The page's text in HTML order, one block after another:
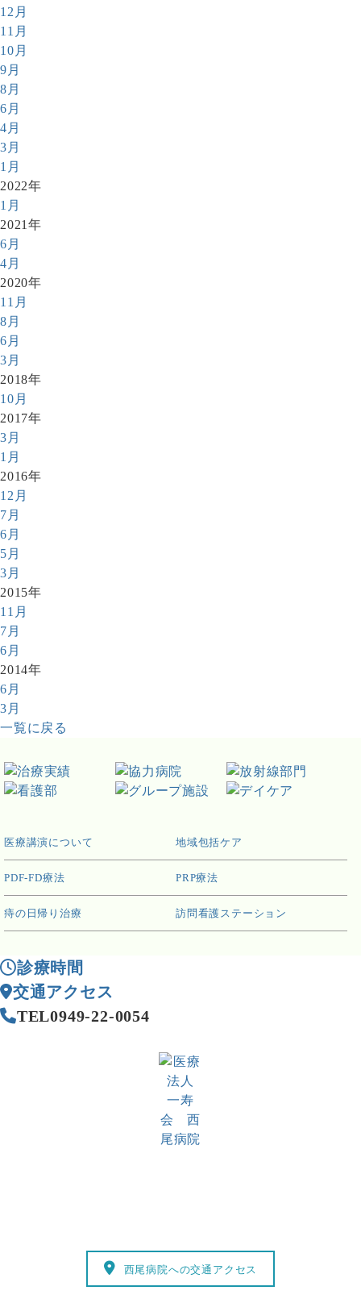
12月
11月
10月
9月
8月
6月
4月
3月
1月
2022年
1月
2021年
6月
4月
2020年
11月
8月
6月
3月
2018年
10月
2017年
3月
1月
2016年
12月
7月
6月
5月
3月
2015年
11月
7月
6月
2014年
6月
3月
一覧に戻る
医療講演について 地域包括ケア
PDF-FD療法 PRP療法
痔の日帰り治療 訪問看護ステーション
診療時間
交通アクセス
TEL0949-22-0054
西尾病院への交通アクセス